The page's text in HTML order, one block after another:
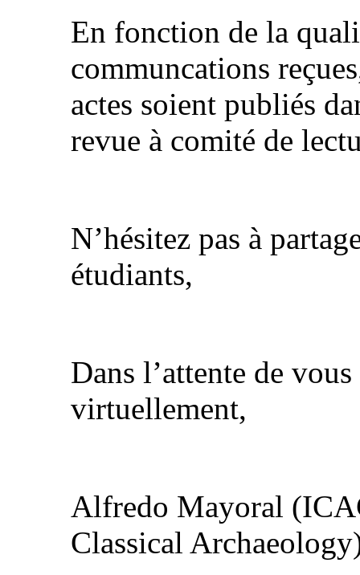
En fonction de la
communcations
actes soient publiés
revue à comité de
N’hésitez pas à
étudiants,
Dans l’attente de
virtuellement,
Alfredo Mayoral
Classical